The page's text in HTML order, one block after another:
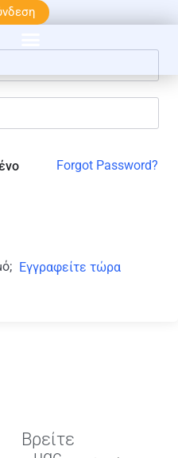
Forgot Password?
Εγγραφείτε τώρα
Βρείτε